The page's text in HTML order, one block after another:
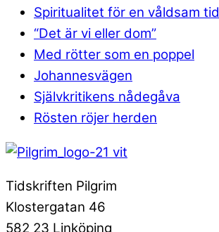
Spiritualitet för en våldsam tid
“Det är vi eller dom”
Med rötter som en poppel
Johannesvägen
Självkritikens nådegåva
Rösten röjer herden
Tidskriften Pilgrim
Klostergatan 46
582 23 Linköping